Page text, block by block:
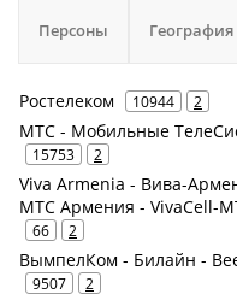
Персоны География
Ростелеком 10944 2
МТС - Мобильные
15753 2
Viva Armenia - Вива-
МТС Армения - VivaCell-
66 2
ВымпелКом - Билайн -
9507 2